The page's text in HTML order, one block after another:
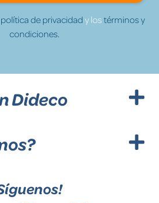
política de privacidad y lostérminos y
condiciones.
Dideco